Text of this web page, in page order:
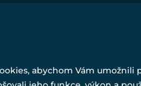
abychom Vám